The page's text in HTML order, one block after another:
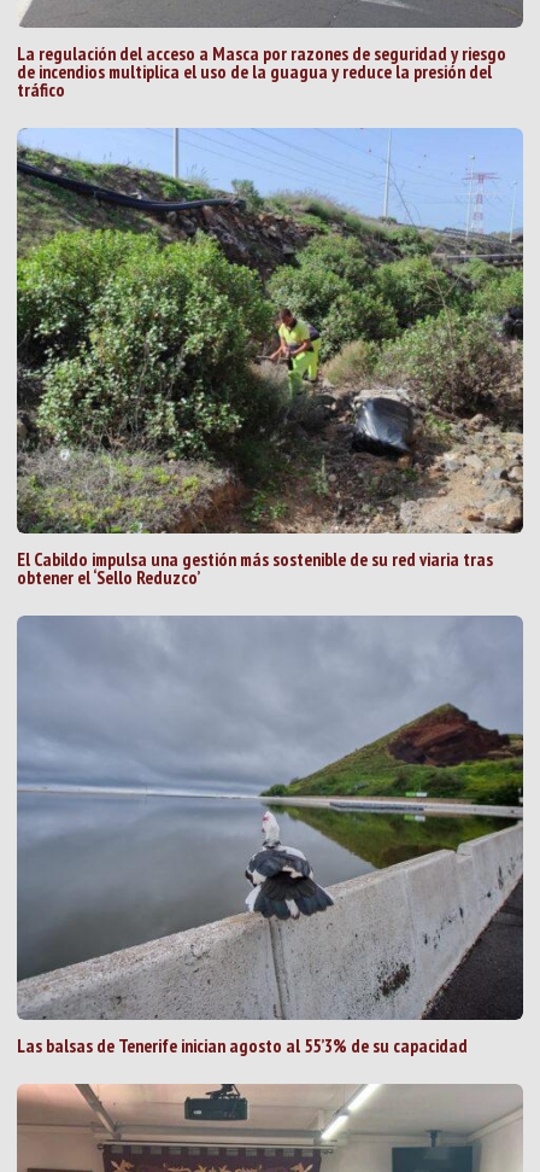
La regulación del acceso a Masca por razones de seguridad y riesgo
de incendios multiplica el uso de la guagua y reduce la presión del
tráfico
El Cabildo impulsa una gestión más sostenible de su red viaria tras
obtener el ‘Sello Reduzco’
Las balsas de Tenerife inician agosto al 55’3% de su capacidad